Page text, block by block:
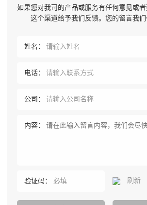
如果您对我司的产品或服务有任何意见或
这个渠道给予我们反馈。您的留言我们
姓名：
电话：
公司：
内容：
验证码： 刷新